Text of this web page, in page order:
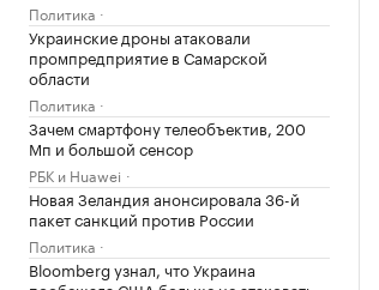
Политика
Украинские дроны атаковали
промпредприятие в Самарской
области
Политика
Зачем смартфону телеобъектив, 200
Мп и большой сенсор
РБК и Huawei
Новая Зеландия анонсировала 36-й
пакет санкций против России
Политика
Bloomberg узнал, что Украина